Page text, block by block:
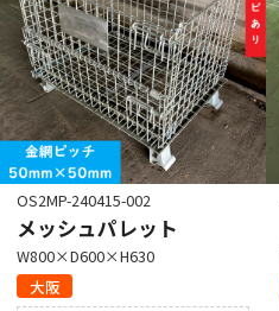
OS2MP-240415-002
メッシュパレット
W800×D600×H630
大阪